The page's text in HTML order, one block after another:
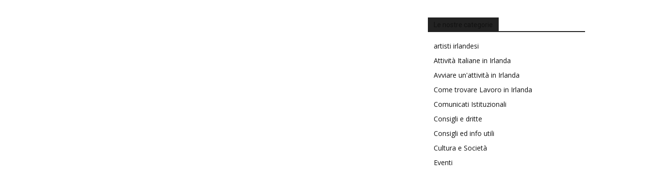
artisti irlandesi
Attività Italiane in Irlanda
Avviare un'attività in Irlanda
Come trovare Lavoro in Irlanda
Comunicati Istituzionali
Consigli e dritte
Consigli ed info utili
Cultura e Società
Eventi